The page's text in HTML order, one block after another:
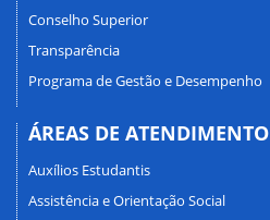
Conselho Superior
Transparência
Programa de Gestão e Desempenho
ÁREAS DE ATENDIMENTO
Auxílios Estudantis
Assistência e Orientação Social